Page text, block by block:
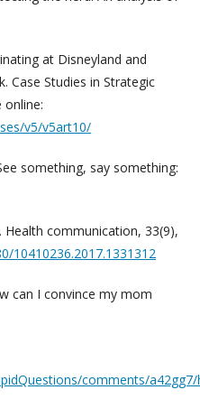
at Disneyland and
Case Studies in Strategic
online:
v5/v5art10/
something, say something:
communication, 33(9),
10410236.2017.1331312
can I convince my mom
comments/a42gg7/